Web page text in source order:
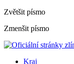
Zvětšit písmo
Zmenšit písmo
Kraj